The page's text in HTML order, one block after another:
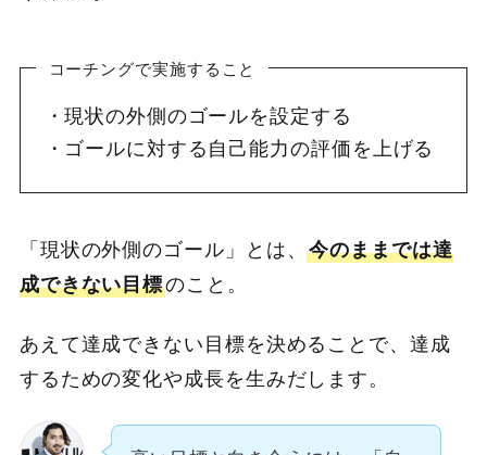
コーチングで実施すること
現状の外側のゴールを設定する
ゴールに対する自己能力の評価を上げる
「現状の外側のゴール」とは、今のままでは達
成できない目標のこと。
あえて達成できない目標を決めることで、達成
するための変化や成長を生みだします。